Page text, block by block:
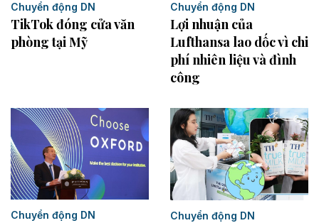
Chuyển động DN
TikTok đóng cửa văn
phòng tại Mỹ
Chuyển động DN
Lợi nhuận của
Lufthansa lao dốc vì chi
phí nhiên liệu và đình
công
Chuyển động DN Chuyển động DN